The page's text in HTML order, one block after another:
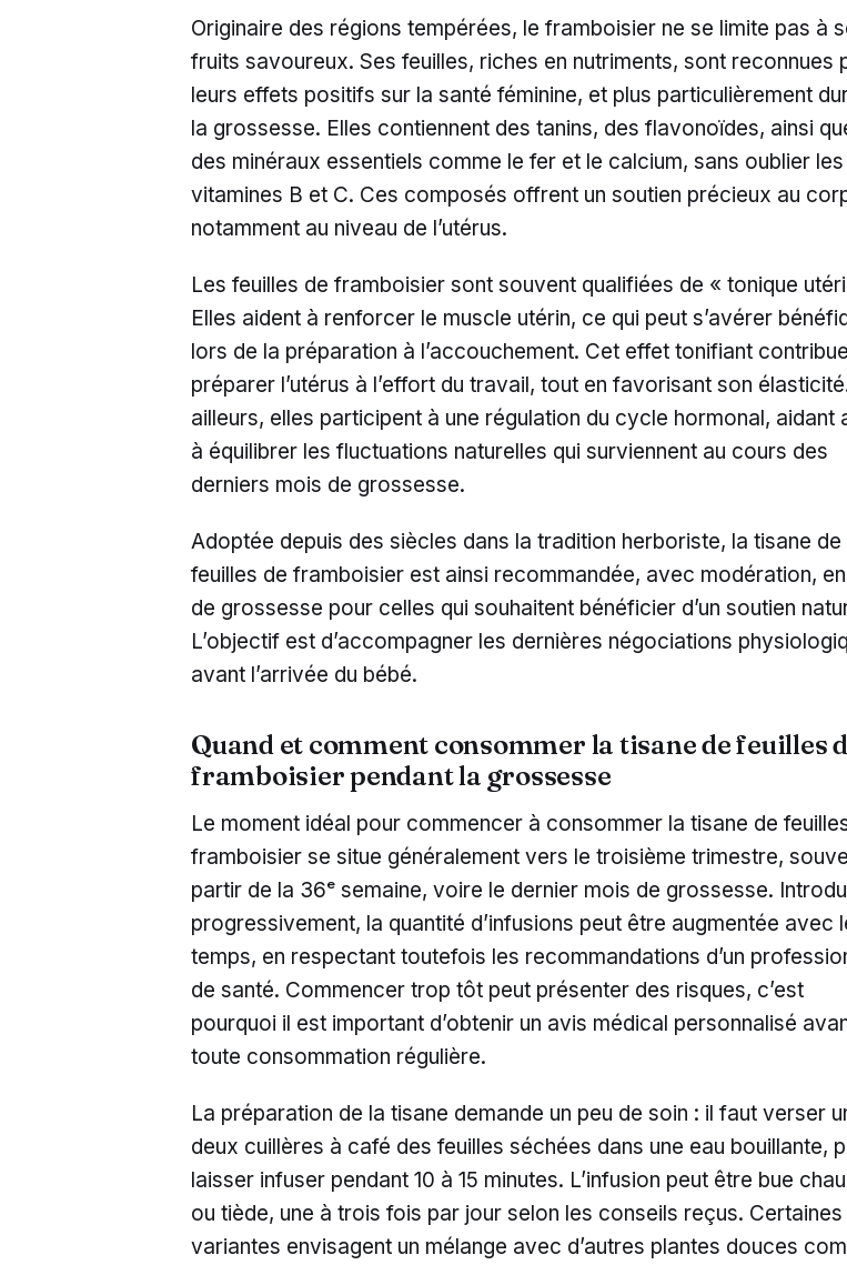
Originaire des régions tempérées, le framboisier ne se limite pas à
fruits savoureux. Ses feuilles, riches en nutriments, sont reconnues
leurs effets positifs sur la santé féminine, et plus particulièrement
la grossesse. Elles contiennent des tanins, des flavonoïdes, ainsi
des minéraux essentiels comme le fer et le calcium, sans oublier les
vitamines B et C. Ces composés offrent un soutien précieux au
notamment au niveau de l’utérus.
Les feuilles de framboisier sont souvent qualifiées de « tonique
Elles aident à renforcer le muscle utérin, ce qui peut s’avérer
lors de la préparation à l’accouchement. Cet effet tonifiant
préparer l’utérus à l’effort du travail, tout en favorisant son
ailleurs, elles participent à une régulation du cycle hormonal, aidant
à équilibrer les fluctuations naturelles qui surviennent au cours des
derniers mois de grossesse.
Adoptée depuis des siècles dans la tradition herboriste, la tisane de
feuilles de framboisier est ainsi recommandée, avec modération,
de grossesse pour celles qui souhaitent bénéficier d’un soutien
L’objectif est d’accompagner les dernières négociations
avant l’arrivée du bébé.
Quand et comment consommer la tisane de feuilles
framboisier pendant la grossesse
Le moment idéal pour commencer à consommer la tisane de
framboisier se situe généralement vers le troisième trimestre,
partir de la 36ᵉ semaine, voire le dernier mois de grossesse.
progressivement, la quantité d’infusions peut être augmentée avec
temps, en respectant toutefois les recommandations d’un
de santé. Commencer trop tôt peut présenter des risques, c’est
pourquoi il est important d’obtenir un avis médical personnalisé
toute consommation régulière.
La préparation de la tisane demande un peu de soin : il faut verser
deux cuillères à café des feuilles séchées dans une eau bouillante,
laisser infuser pendant 10 à 15 minutes. L’infusion peut être bue
ou tiède, une à trois fois par jour selon les conseils reçus. Certaines
variantes envisagent un mélange avec d’autres plantes douces